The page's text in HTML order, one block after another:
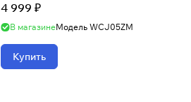
4 999 ₽
В магазинеМодельWCJ05ZM
Купить